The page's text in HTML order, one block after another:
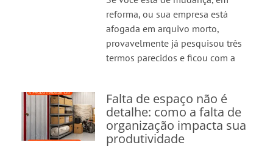
reforma, ou sua empresa está
afogada em arquivo morto,
provavelmente já pesquisou três
termos parecidos e ficou com a
Falta de espaço não é
detalhe: como a falta de
organização impacta sua
produtividade